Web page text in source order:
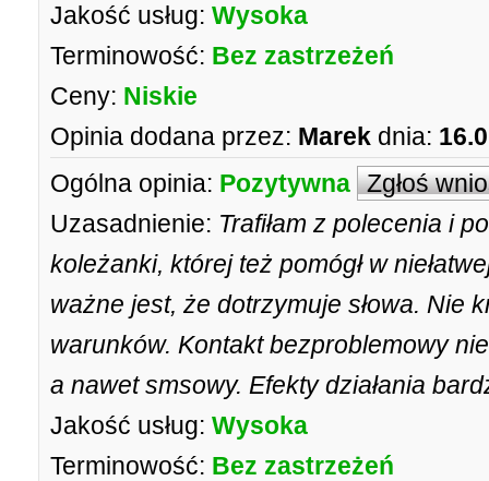
Jakość usług: Wysoka
Terminowość: Bez zastrzeżeń
Ceny: Niskie
Opinia dodana przez: Marek dnia:
Ogólna opinia: Pozytywna Zgłoś
Uzasadnienie: Trafiłam z polecenia i
koleżanki, której też pomógł w
ważne jest, że dotrzymuje słowa. Nie
warunków. Kontakt bezproblemowy
a nawet smsowy. Efekty działania
Jakość usług: Wysoka
Terminowość: Bez zastrzeżeń